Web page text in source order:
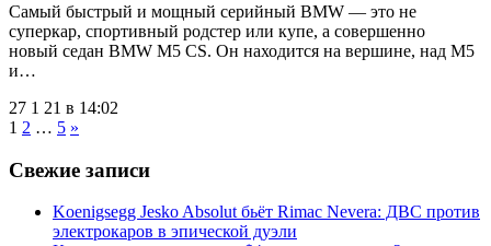
Самый быстрый и мощный серийный BMW — это не
суперкар, спортивный родстер или купе, а совершенно
новый седан BMW M5 CS. Он находится на вершине, над M5
и…
27 1 21 в 14:02
1 2 … 5 »
Свежие записи
Koenigsegg Jesko Absolut бьёт Rimac Nevera: ДВС против
электрокаров в эпической дуэли